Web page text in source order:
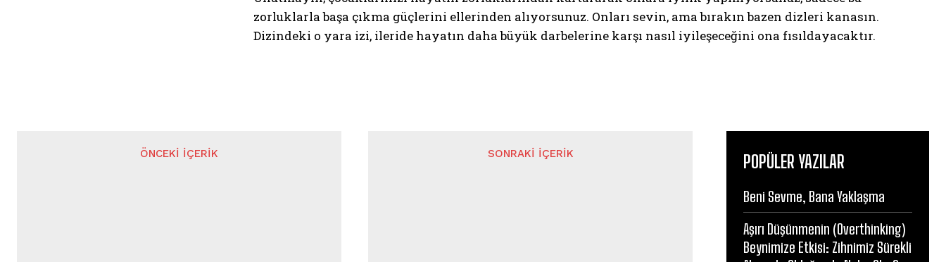
zorluklarla başa çıkma güçlerini ellerinden alıyorsunuz. Onları sevin, ama bırakın bazen dizleri kanasın.
Dizindeki o yara izi, ileride hayatın daha büyük darbelerine karşı nasıl iyileşeceğini ona fısıldayacaktır.
ÖNCEKI İÇERIK SONRAKI İÇERIK POPÜLER YAZILAR
Beni Sevme, Bana Yaklaşma
Aşırı Düşünmenin (Overthinking)
Beynimize Etkisi: Zihnimiz Sürekli